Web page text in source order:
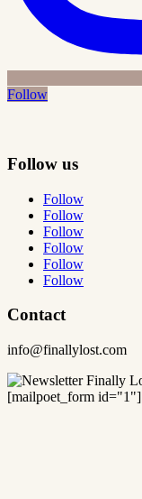
Follow
Follow us
Follow
Follow
Follow
Follow
Follow
Follow
Contact
info@finallylost.com
[mailpoet_form id="1"]